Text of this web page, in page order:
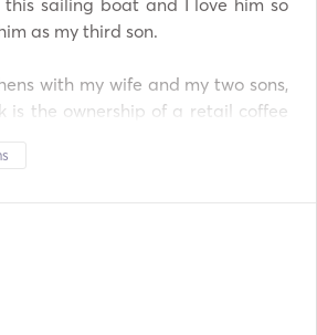
sailing boat and I love him so
as my third son.
with my wife and my two sons,
is the ownership of a retail coffee
to these products.
is very close to the famous island